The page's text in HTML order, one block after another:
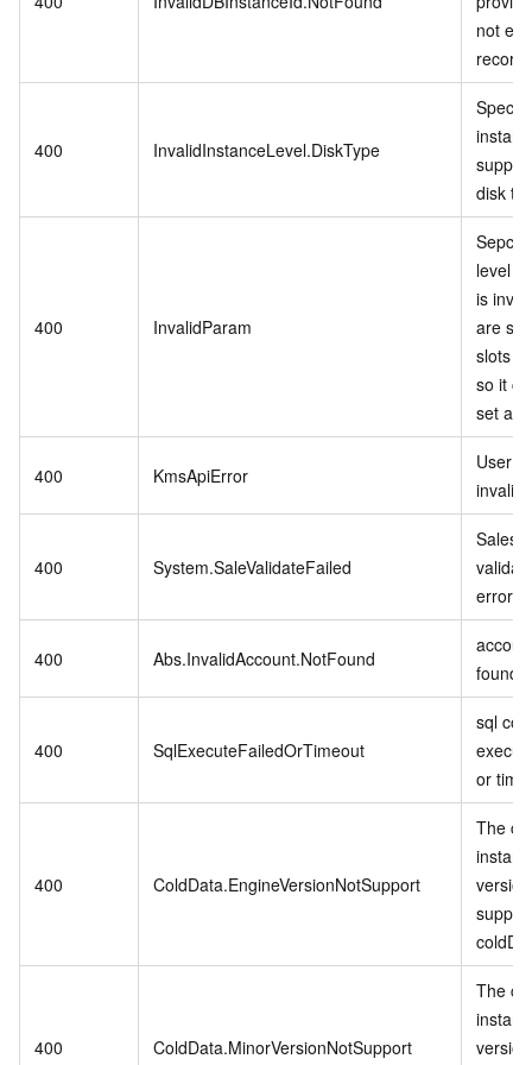
not
400 InvalidInstanceLevel.DiskType
disk
400 InvalidParam
level
is
are
slots
so it
set as
400 KmsApiError
User
invalid.
400 System.SaleValidateFailed
Sales
error.
400 Abs.InvalidAccount.NotFound
found.
400 SqlExecuteFailedOrTimeout
sql
or
400 ColdData.EngineVersionNotSupport
The
support
400 ColdData.MinorVersionNotSupport
The